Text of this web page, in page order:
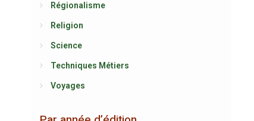
Régionalisme
Religion
Science
Techniques Métiers
Voyages